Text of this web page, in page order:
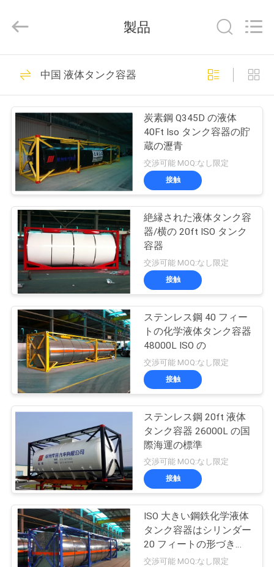
プ
ダ
ク
ト
に
つ
い
て
工
旅
行
品
質
2013
SPECIAL
CO.,LTD.
Rights
移動式橋点検単位
20
橋点検トラック
32
橋点検プラットホ
ーム
44
橋点検装置
製品
中国 液体タンク容器
炭素鋼 Q345D の液体
40Ft Iso タンク容器の貯
蔵の瀝青
交渉可能 MOQ:なし限定
接触
絶縁された液体タンク容
器/横の 20ft ISO タンク
容器
交渉可能 MOQ:なし限定
接触
ステンレス鋼 40 フィー
トの化学液体タンク容器
48000L ISO の
交渉可能 MOQ:なし限定
接触
ステンレス鋼 20ft 液体
タンク容器 26000L の国
際海運の標準
交渉可能 MOQ:なし限定
接触
ISO 大きい鋼鉄化学液体
タンク容器はシリンダー
20 フィートの形づきま
した
交渉可能 MOQ:なし限定